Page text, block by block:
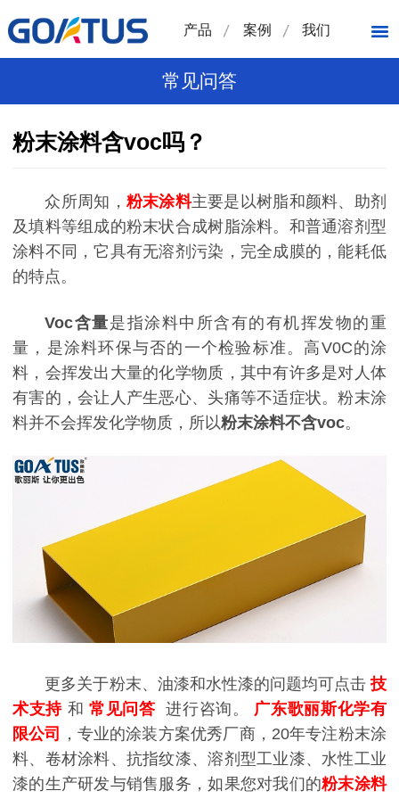
产品 案例 我们
常见问答
粉末涂料含voc吗？
众所周知， 粉末涂料主要是以树脂和颜料、助剂
及填料等组成的粉末状合成树脂涂料。和普通溶剂型
涂料不同，它具有无溶剂污染，完全成膜的，能耗低
的特点。
Voc含量是指涂料中所含有的有机挥发物的重
量，是涂料环保与否的一个检验标准。高V0C的涂
料，会挥发出大量的化学物质，其中有许多是对人体
有害的，会让人产生恶心、头痛等不适症状。粉末涂
料并不会挥发化学物质，所以粉末涂料不含voc。
更多关于粉末、油漆和水性漆的问题均可点击 技
术支持 和常见问答 进行咨询。
广东歌丽斯化学有
限公司
，专业的涂装方案优秀厂商，20年专注粉末涂
料、卷材涂料、抗指纹漆、溶剂型工业漆、水性工业
漆的生产研发与销售服务，如果您对我们的粉末涂料